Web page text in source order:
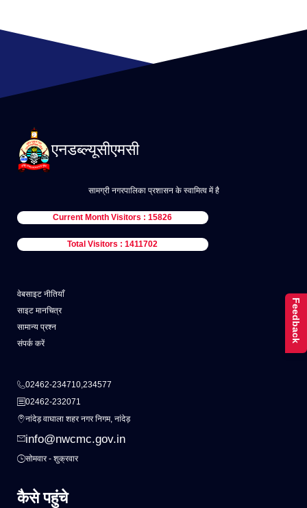
एनडब्ल्यूसीएमसी
सामग्री नगरपालिका प्रशासन के स्वामित्व में है
Current Month Visitors : 15826
Total Visitors : 1411702
वेबसाइट नीतियाँ
साइट मानचित्र
सामान्य प्रश्न
संपर्क करें
02462-234710,234577
02462-232071
नांदेड़ वाघाला शहर नगर निगम, नांदेड़
info@nwcmc.gov.in
सोमवार - शुक्रवार
कैसे पहुंचे
Feedback